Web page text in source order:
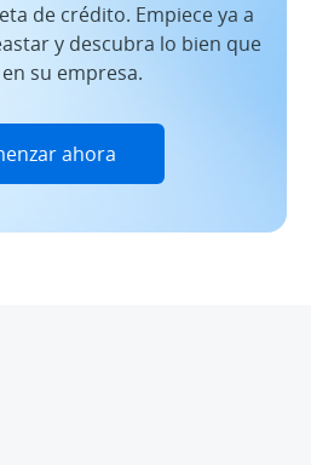
de crédito. Empiece ya a
y descubra lo bien que
su empresa.
ahora